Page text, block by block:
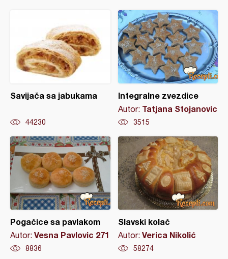
Savijača sa jabukama
44230
Integralne zvezdice
Autor: Tatjana Stojanovic
3515
Pogačice sa pavlakom
Autor: Vesna Pavlovic 271
8836
Slavski kolač
Autor: Verica Nikolić
58274